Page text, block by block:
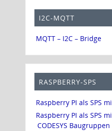
I2C-MQTT
MQTT – I2C – Bridge
RASPBERRY-SPS
Raspberry PI als SPS
Raspberry PI als SPS
CODESYS